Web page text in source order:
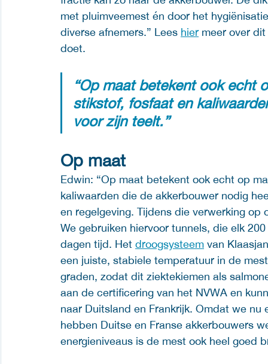
met pluimveemest én door het
diverse afnemers.” Lees hier meer over
doet.
“Op maat betekent ook echt
stikstof, fosfaat en
voor zijn teelt.”
Op maat
Edwin: “Op maat betekent ook echt op
kaliwaarden die de akkerbouwer nodig
en regelgeving. Tijdens die verwerking
We gebruiken hiervoor tunnels, die elk
dagen tijd. Het droogsysteem van
een juiste, stabiele temperatuur in de
graden, zodat dit ziektekiemen als
aan de certificering van het NVWA en
naar Duitsland en Frankrijk. Omdat we
hebben Duitse en Franse akkerbouwers
energieniveaus is de mest ook heel goed